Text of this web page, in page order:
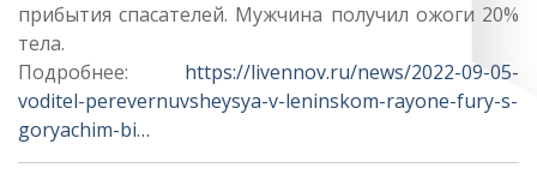
прибытия спасателей. Мужчина получил ожоги 20%
тела.
Подробнее: https://livennov.ru/news/2022-09-05-
voditel-perevernuvsheysya-v-leninskom-rayone-fury-s-
goryachim-bi…